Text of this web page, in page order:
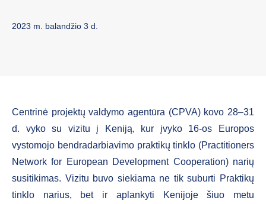
2023 m. balandžio 3 d.
Centrinė projektų valdymo agentūra (CPVA) kovo 28–31
d. vyko su vizitu į Keniją, kur įvyko 16-os Europos
vystomojo bendradarbiavimo praktikų tinklo (Practitioners
Network for European Development Cooperation) narių
susitikimas. Vizitu buvo siekiama ne tik suburti Praktikų
tinklo narius, bet ir aplankyti Kenijoje šiuo metu